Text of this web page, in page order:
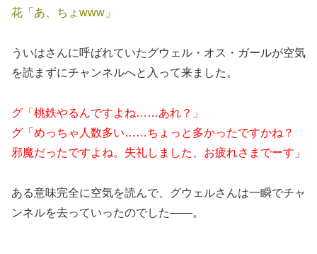
花「あ、ちょwww」
ういはさんに呼ばれていたグウェル・オス・ガールが空気
を読まずにチャンネルへと入って来ました。
グ「桃鉄やるんですよね……あれ？」
グ「めっちゃ人数多い……ちょっと多かったですかね？
邪魔だったですよね。失礼しました、お疲れさまでーす」
ある意味完全に空気を読んで、グウェルさんは一瞬でチャ
ンネルを去っていったのでした――。